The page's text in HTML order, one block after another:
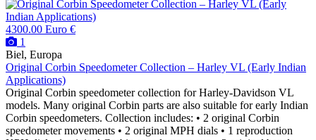
4300.00 Euro €
1
Biel, Europa
Original Corbin Speedometer Collection – Harley VL (Early Indian
Applications)
Original Corbin speedometer collection for Harley-Davidson VL
models. Many original Corbin parts are also suitable for early Indian
Corbin speedometers. Collection includes: • 2 original Corbin
speedometer movements • 2 original MPH dials • 1 reproduction